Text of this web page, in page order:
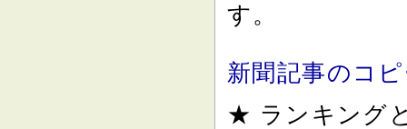
す。
新聞記事のコ
★ ランキン